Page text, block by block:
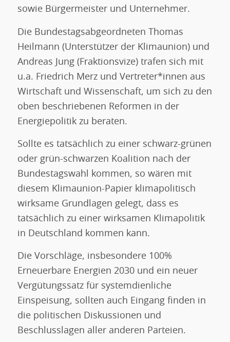
sowie Bürgermeister und Unternehmer.
Die Bundestagsabgeordneten Thomas
Heilmann (Unterstützer der Klimaunion) und
Andreas Jung (Fraktionsvize) trafen sich mit
u.a. Friedrich Merz und Vertreter*innen aus
Wirtschaft und Wissenschaft, um sich zu den
oben beschriebenen Reformen in der
Energiepolitik zu beraten.
Sollte es tatsächlich zu einer schwarz-grünen
oder grün-schwarzen Koalition nach der
Bundestagswahl kommen, so wären mit
diesem Klimaunion-Papier klimapolitisch
wirksame Grundlagen gelegt, dass es
tatsächlich zu einer wirksamen Klimapolitik
in Deutschland kommen kann.
Die Vorschläge, insbesondere 100%
Erneuerbare Energien 2030 und ein neuer
Vergütungssatz für systemdienliche
Einspeisung, sollten auch Eingang finden in
die politischen Diskussionen und
Beschlusslagen aller anderen Parteien.